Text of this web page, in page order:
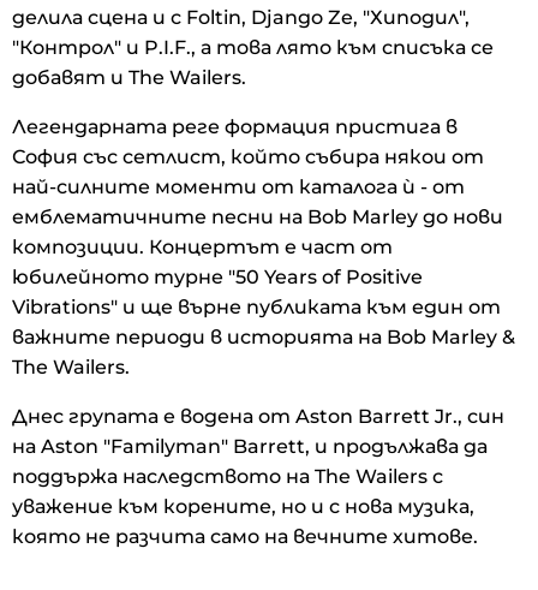
делила сцена и с Foltin, Django Ze, "Хиподил",
"Контрол" и P.I.F., а това лято към списъка се
добавят и The Wailers.
Легендарната реге формация пристига в
София със сетлист, който събира някои от
най-силните моменти от каталога ѝ - от
емблематичните песни на Bob Marley до нови
композиции. Концертът е част от
юбилейното турне "50 Years of Positive
Vibrations" и ще върне публиката към един от
важните периоди в историята на Bob Marley &
The Wailers.
Днес групата е водена от Aston Barrett Jr., син
на Aston "Familyman" Barrett, и продължава да
поддържа наследството на The Wailers с
уважение към корените, но и с нова музика,
която не разчита само на вечните хитове.